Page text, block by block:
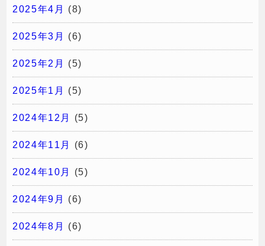
2025年4月 (8)
2025年3月 (6)
2025年2月 (5)
2025年1月 (5)
2024年12月 (5)
2024年11月 (6)
2024年10月 (5)
2024年9月 (6)
2024年8月 (6)